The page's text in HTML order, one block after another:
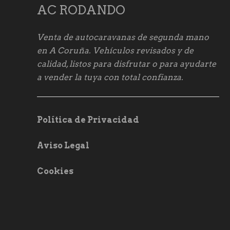
AC RODANDO
Venta de autocaravanas de segunda mano
en A Coruña. Vehículos revisados y de
calidad, listos para disfrutar o para ayudarte
a vender la tuya con total confianza.
Política de Privacidad
Aviso Legal
Cookies